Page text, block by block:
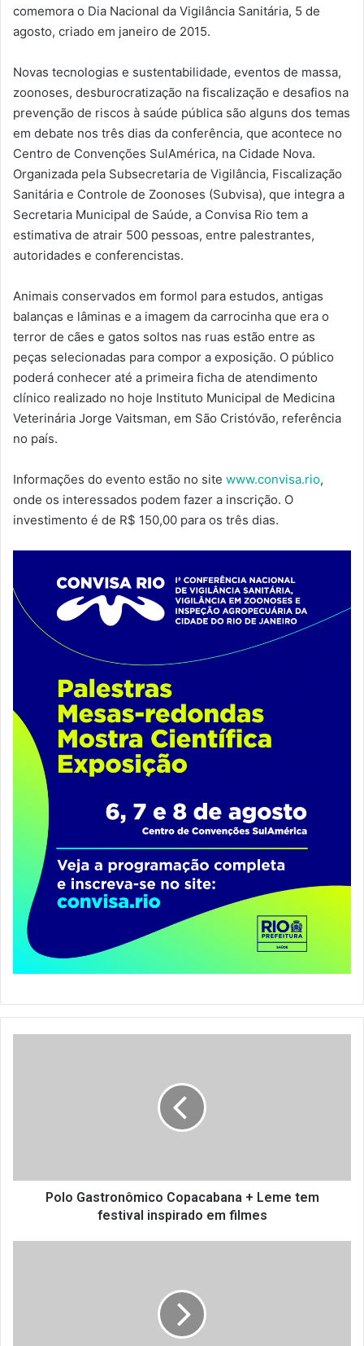
comemora o Dia Nacional da Vigilância Sanitária, 5 de
agosto, criado em janeiro de 2015.
Novas tecnologias e sustentabilidade, eventos de massa,
zoonoses, desburocratização na fiscalização e desafios na
prevenção de riscos à saúde pública são alguns dos temas
em debate nos três dias da conferência, que acontece no
Centro de Convenções SulAmérica, na Cidade Nova.
Organizada pela Subsecretaria de Vigilância, Fiscalização
Sanitária e Controle de Zoonoses (Subvisa), que integra a
Secretaria Municipal de Saúde, a Convisa Rio tem a
estimativa de atrair 500 pessoas, entre palestrantes,
autoridades e conferencistas.
Animais conservados em formol para estudos, antigas
balanças e lâminas e a imagem da carrocinha que era o
terror de cães e gatos soltos nas ruas estão entre as
peças selecionadas para compor a exposição. O público
poderá conhecer até a primeira ficha de atendimento
clínico realizado no hoje Instituto Municipal de Medicina
Veterinária Jorge Vaitsman, em São Cristóvão, referência
no país.
Informações do evento estão no site www.convisa.rio,
onde os interessados podem fazer a inscrição. O
investimento é de R$ 150,00 para os três dias.
em
Polo Gastronômico Copacabana + Leme tem
festival inspirado em filmes